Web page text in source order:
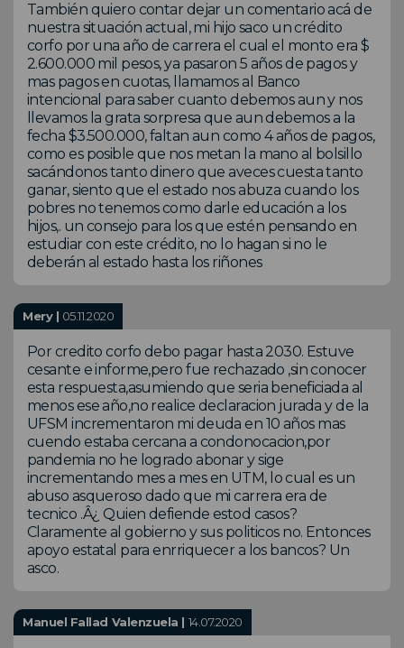
También quiero contar dejar un comentario acá de
nuestra situación actual, mi hijo saco un crédito
corfo por una año de carrera el cual el monto era $
2.600.000 mil pesos, ya pasaron 5 años de pagos y
mas pagos en cuotas, llamamos al Banco
intencional para saber cuanto debemos aun y nos
llevamos la grata sorpresa que aun debemos a la
fecha $3.500.000, faltan aun como 4 años de pagos,
como es posible que nos metan la mano al bolsillo
sacándonos tanto dinero que aveces cuesta tanto
ganar, siento que el estado nos abuza cuando los
pobres no tenemos como darle educación a los
hijos,. un consejo para los que estén pensando en
estudiar con este crédito, no lo hagan si no le
deberán al estado hasta los riñones
Mery | 05.11.2020
Por credito corfo debo pagar hasta 2030. Estuve
cesante e informe,pero fue rechazado ,sin conocer
esta respuesta,asumiendo que seria beneficiada al
menos ese año,no realice declaracion jurada y de la
UFSM incrementaron mi deuda en 10 años mas
cuendo estaba cercana a condonocacion,por
pandemia no he logrado abonar y sige
incrementando mes a mes en UTM, lo cual es un
abuso asqueroso dado que mi carrera era de
tecnico .Â¿ Quien defiende estod casos?
Claramente al gobierno y sus politicos no. Entonces
apoyo estatal para enrriquecer a los bancos? Un
asco.
Manuel Fallad Valenzuela | 14.07.2020